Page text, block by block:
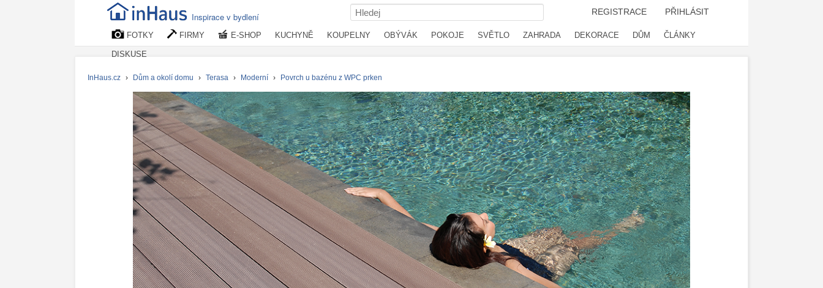
Inspirace v bydlení REGISTRACE PŘIHLÁSIT
FOTKY FIRMY E-SHOP KUCHYNĚ KOUPELNY OBÝVÁK POKOJE SVĚTLO ZAHRADA DEKORACE DŮM ČLÁNKY
DISKUSE
InHaus.cz › Dům a okolí domu › Terasa › Moderní › Povrch u bazénu z WPC prken